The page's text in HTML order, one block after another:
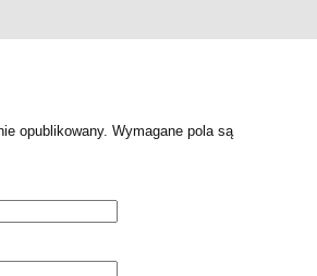
opublikowany. Wymagane pola są